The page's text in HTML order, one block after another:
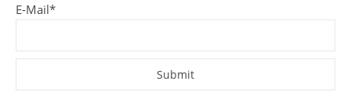
E-Mail*